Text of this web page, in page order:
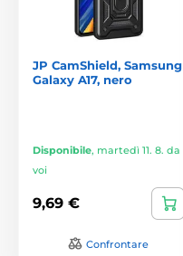
JP CamShield, Samsung
Galaxy A17, nero
Disponibile, martedì 11. 8. da
voi
9,69 €
Confrontare